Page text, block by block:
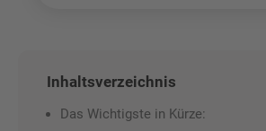
Inhaltsverzeichnis
Das Wichtigste in Kürze: